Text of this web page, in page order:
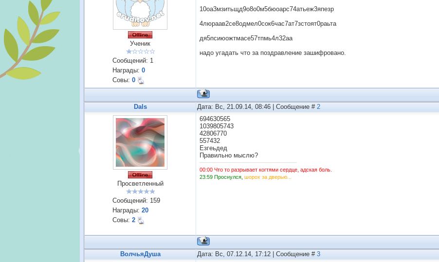
Ученик
Сообщений: 1
Награды: 0
Совы: 0
10оа3мзитьщд9о8о0м5бюоарс74атьеж3япезр
4люраав2се8одмел0сок6час7ат7зстоят0раьта
дя5псиюожтмасе57тпмь4л32аа
надо угадать что за поздравление зашифровано.
Dals Дата: Вс, 21.09.14, 08:46 | Сообщение # 2
Просветленный
Сообщений: 159
Награды: 20
Совы: 2
694630565
1039805743
42806770
557432
Езгеьдед
Правильно мыслю?
00:00 Что то разрывает когтями сердце, адская боль.
23:59 Проснулся, шорох за дверью...
ВолчьяДуша Дата: Вс, 07.12.14, 17:12 | Сообщение # 3